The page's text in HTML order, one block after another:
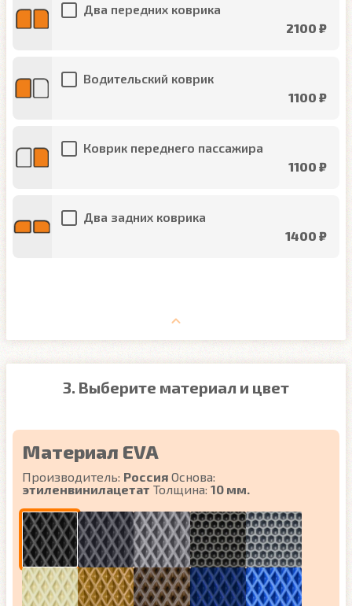
Два передних коврика
2100 ₽
Водительский коврик
1100 ₽
Коврик переднего пассажира
1100 ₽
Два задних коврика
1400 ₽
3. Выберите материал и цвет
Материал EVA
Производитель: Россия Основа:
этиленвинилацетат Толщина: 10 мм.